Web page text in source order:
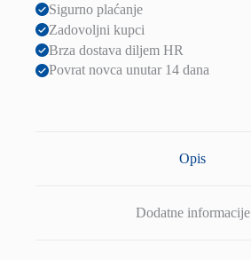
količina
Sigurno plaćanje
Zadovoljni kupci
Brza dostava diljem HR
Povrat novca unutar 14 dana
Opis
Dodatne informacije